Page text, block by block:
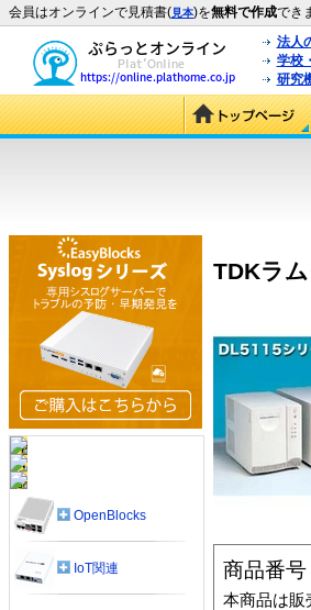
会員はオンラインで見積書(見本)を無料で作成でき
法人
学校
研究
TDKラ
商品番号
本商品は販
OpenBlocks
IoT関連